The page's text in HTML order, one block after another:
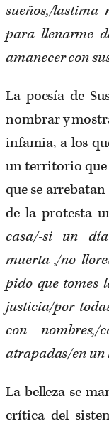
sueños,/
para llenarme
amanecer con
La poesía de
nombrar y
infamia, a los
un territorio que
que se
de la protesta
casa/-si un día
muerta-,/no
pido que tomes
justicia/por
con
atrapadas/en
La belleza se
crítica del